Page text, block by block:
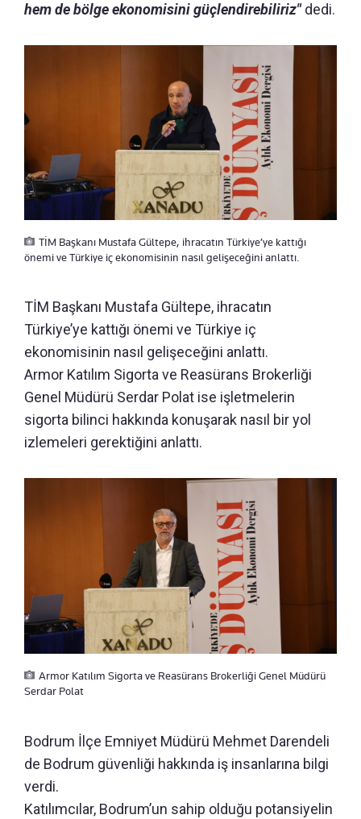
hem de bölge ekonomisini güçlendirebiliriz"dedi.
TİM Başkanı Mustafa Gültepe, ihracatın Türkiye’ye kattığı
önemi ve Türkiye iç ekonomisinin nasıl gelişeceğini anlattı.
TİM Başkanı Mustafa Gültepe, ihracatın
Türkiye’ye kattığı önemi ve Türkiye iç
ekonomisinin nasıl gelişeceğini anlattı.
Armor Katılım Sigorta ve Reasürans Brokerliği
Genel Müdürü Serdar Polat ise işletmelerin
sigorta bilinci hakkında konuşarak nasıl bir yol
izlemeleri gerektiğini anlattı.
Armor Katılım Sigorta ve Reasürans Brokerliği Genel Müdürü
Serdar Polat
Bodrum İlçe Emniyet Müdürü Mehmet Darendeli
de Bodrum güvenliği hakkında iş insanlarına bilgi
verdi.
Katılımcılar, Bodrum’un sahip olduğu potansiyelin